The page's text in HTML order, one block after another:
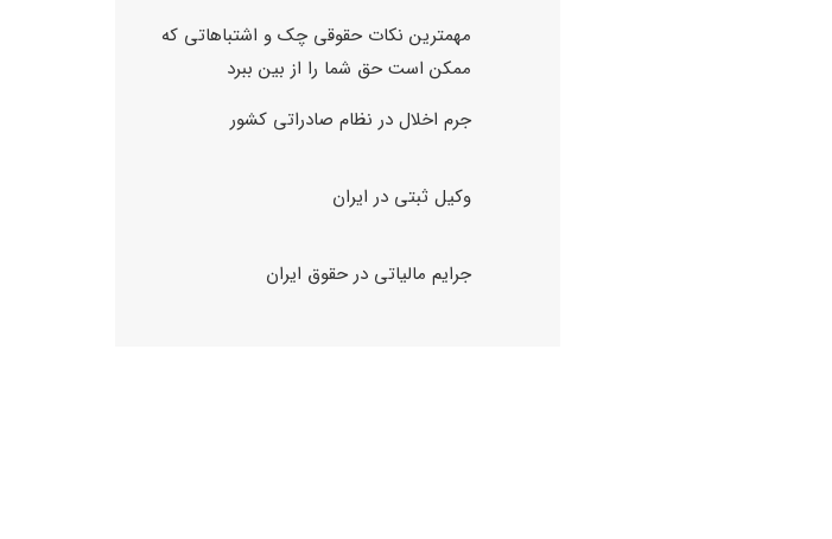
مهمترین نکات حقوقی چک و اشتباهاتی که
ممکن است حق شما را از بین ببرد
جرم اخلال در نظام صادراتی کشور
وکیل ثبتی در ایران
جرایم مالیاتی در حقوق ایران